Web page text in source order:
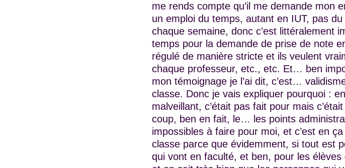
me rends compte qu’il me demande mon
un emploi du temps, autant en IUT, pas
chaque semaine, donc c’est littéralement
temps pour la demande de prise de note
régulé de manière stricte et ils veulent
chaque professeur, etc., etc. Et… ben
mon témoignage je l’ai dit, c’est…
classe. Donc je vais expliquer pourquoi :
malveillant, c’était pas fait pour mais
coup, ben en fait, le… les points
impossibles à faire pour moi, et c’est en
classe parce que évidemment, si tout est
qui vont en faculté, et ben, pour les